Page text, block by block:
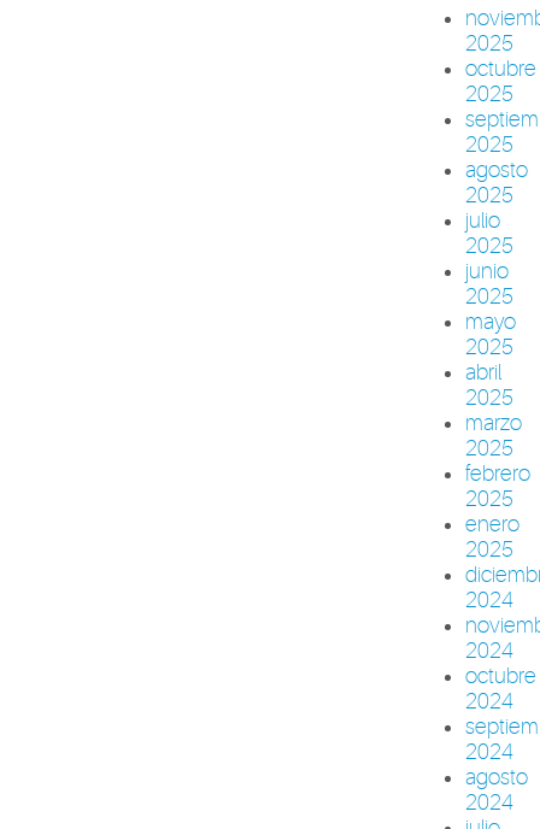
2025
octubre
2025
2025
agosto
2025
julio
2025
junio
2025
mayo
2025
abril
2025
marzo
2025
febrero
2025
enero
2025
2024
2024
octubre
2024
2024
agosto
2024